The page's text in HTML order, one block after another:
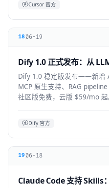
Cursor 官方
1806-19
Dify 1.0 正式发布：从
Dify 1.0 稳定版发布——新增
MCP 原生支持、RAG
社区版免费，云版 $59/mo 起
Dify 官方
1906-18
Claude Code 支持 Skills